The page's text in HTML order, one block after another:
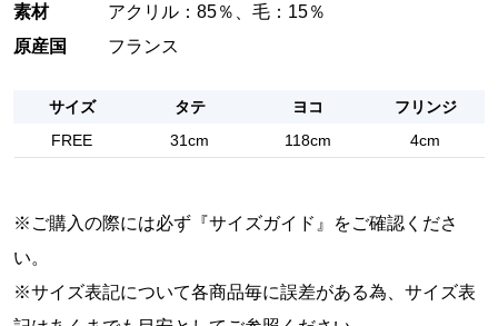
素材
アクリル：85％、毛：15％
原産国
フランス
サイズ タテ ヨコ
フリンジ
FREE
31cm 118cm 4cm
※ご購入の際には必ず『サイズガイド 』をご確認くださ
い。
※サイズ表記について各商品毎に誤差がある為、サイズ表